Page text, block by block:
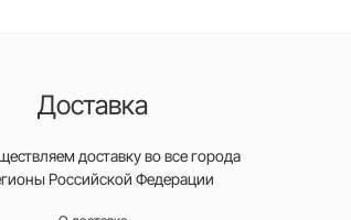
Доставка
доставку во все города
Российской Федерации